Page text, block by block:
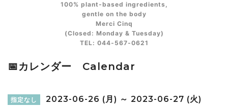
100% plant‑based ingredients,
gentle on the body
Merci Cinq
(Closed: Monday & Tuesday)
TEL: 044‑567‑0621
📅カレンダー Calendar
指定なし 2023-06-26 (月) ～ 2023-06-27 (火)